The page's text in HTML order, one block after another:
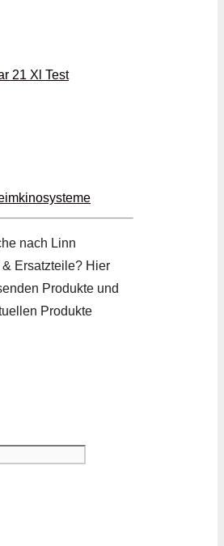
21 Xl Test
nach Linn
Ersatzteile? Hier
Produkte und
Produkte